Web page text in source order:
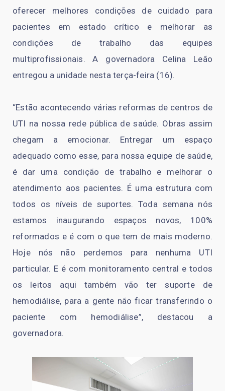
oferecer melhores condições de cuidado para
pacientes em estado crítico e melhorar as
condições de trabalho das equipes
multiprofissionais. A governadora Celina Leão
entregou a unidade nesta terça-feira (16).
“Estão acontecendo várias reformas de centros de
UTI na nossa rede pública de saúde. Obras assim
chegam a emocionar. Entregar um espaço
adequado como esse, para nossa equipe de saúde,
é dar uma condição de trabalho e melhorar o
atendimento aos pacientes. É uma estrutura com
todos os níveis de suportes. Toda semana nós
estamos inaugurando espaços novos, 100%
reformados e é com o que tem de mais moderno.
Hoje nós não perdemos para nenhuma UTI
particular. E é com monitoramento central e todos
os leitos aqui também vão ter suporte de
hemodiálise, para a gente não ficar transferindo o
paciente com hemodiálise”, destacou a
governadora.